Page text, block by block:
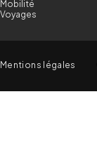
Mobilité
Voyages
Mentions légales